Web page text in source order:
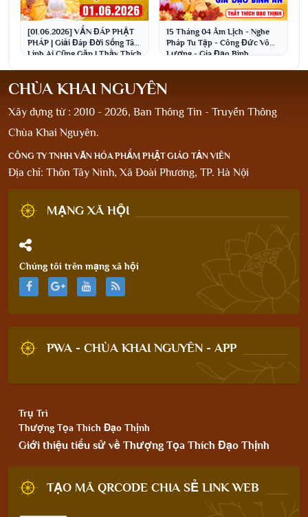
[01.06.2026] VẤN ĐÁP PHẬT
PHÁP | Giải Đáp Đời Sống Tâm
Linh Ai Cũng Gặp | Thầy Thích
15 Tháng 04 Âm Lịch - Nghe
Pháp Tu Tập - Công Đức Vô
Lượng - Gia Đạo Bình
CHÙA KHAI NGUYÊN
Xây dựng từ : 2010 - 2026, Ban Thông Tin - Truyền Thông
Chùa Khai Nguyên.
CÔNG TY TNHH VĂN HÓA PHẨM PHẬT GIÁO TẢN VIÊN
Địa chỉ: Thôn Tây Ninh, Xã Đoài Phương, TP. Hà Nội
MẠNG XÃ HỘI
Chúng tôi trên mạng xã hội
PWA - CHÙA KHAI NGUYÊN - APP
Trụ Trì
Thượng Tọa Thích Đạo Thịnh
Giới thiệu tiểu sử về Thượng Tọa Thích Đạo Thịnh
TẠO MÃ QRCODE CHIA SẺ LINK WEB